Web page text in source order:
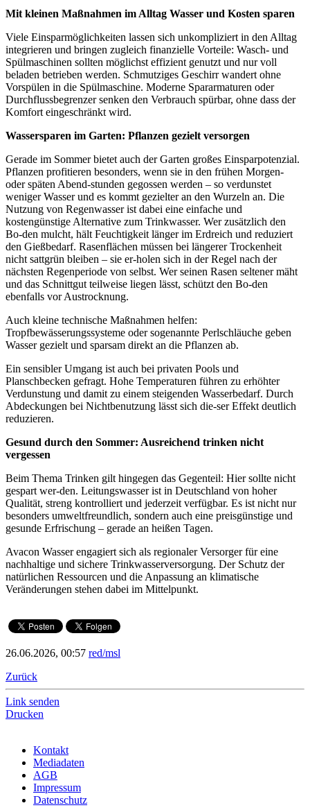
Mit kleinen Maßnahmen im Alltag Wasser und Kosten sparen
Viele Einsparmöglichkeiten lassen sich unkompliziert in den Alltag
integrieren und bringen zugleich finanzielle Vorteile: Wasch- und
Spülmaschinen sollten möglichst effizient genutzt und nur voll
beladen betrieben werden. Schmutziges Geschirr wandert ohne
Vorspülen in die Spülmaschine. Moderne Spararmaturen oder
Durchflussbegrenzer senken den Verbrauch spürbar, ohne dass der
Komfort eingeschränkt wird.
Wassersparen im Garten: Pflanzen gezielt versorgen
Gerade im Sommer bietet auch der Garten großes Einsparpotenzial.
Pflanzen profitieren besonders, wenn sie in den frühen Morgen-
oder späten Abend-stunden gegossen werden – so verdunstet
weniger Wasser und es kommt gezielter an den Wurzeln an. Die
Nutzung von Regenwasser ist dabei eine einfache und
kostengünstige Alternative zum Trinkwasser. Wer zusätzlich den
Bo-den mulcht, hält Feuchtigkeit länger im Erdreich und reduziert
den Gießbedarf. Rasenflächen müssen bei längerer Trockenheit
nicht sattgrün bleiben – sie er-holen sich in der Regel nach der
nächsten Regenperiode von selbst. Wer seinen Rasen seltener mäht
und das Schnittgut teilweise liegen lässt, schützt den Bo-den
ebenfalls vor Austrocknung.
Auch kleine technische Maßnahmen helfen:
Tropfbewässerungssysteme oder sogenannte Perlschläuche geben
Wasser gezielt und sparsam direkt an die Pflanzen ab.
Ein sensibler Umgang ist auch bei privaten Pools und
Planschbecken gefragt. Hohe Temperaturen führen zu erhöhter
Verdunstung und damit zu einem steigenden Wasserbedarf. Durch
Abdeckungen bei Nichtbenutzung lässt sich die-ser Effekt deutlich
reduzieren.
Gesund durch den Sommer: Ausreichend trinken nicht
vergessen
Beim Thema Trinken gilt hingegen das Gegenteil: Hier sollte nicht
gespart wer-den. Leitungswasser ist in Deutschland von hoher
Qualität, streng kontrolliert und jederzeit verfügbar. Es ist nicht nur
besonders umweltfreundlich, sondern auch eine preisgünstige und
gesunde Erfrischung – gerade an heißen Tagen.
Avacon Wasser engagiert sich als regionaler Versorger für eine
nachhaltige und sichere Trinkwasserversorgung. Der Schutz der
natürlichen Ressourcen und die Anpassung an klimatische
Veränderungen stehen dabei im Mittelpunkt.
26.06.2026, 00:57 red/msl
Zurück
Link senden
Drucken
Kontakt
Mediadaten
AGB
Impressum
Datenschutz